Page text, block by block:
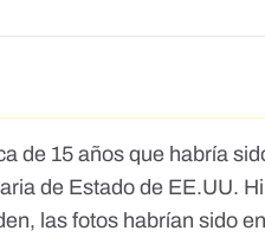
de 15 años que habría
de Estado de EE.UU.
las fotos habrían sido